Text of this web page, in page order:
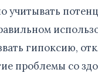
учитывать
гипоксию,
проблемы со